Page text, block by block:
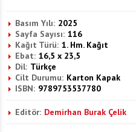
Basım Yılı: 2025
Sayfa Sayısı: 116
Kağıt Türü: 1. Hm. Kağıt
Ebat: 16,5 x 23,5
Dil: Türkçe
Cilt Durumu: Karton Kapak
ISBN: 9789753537780
Editör: Demirhan Burak Çelik